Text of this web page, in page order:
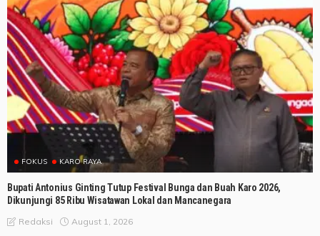
FOKUS KARO RAYA
Bupati Antonius Ginting Tutup Festival Bunga dan Buah Karo 2026,
Dikunjungi 85 Ribu Wisatawan Lokal dan Mancanegara
Redaksi August 1, 2026